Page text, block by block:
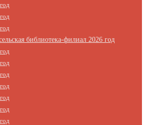
библиотека-филиал 2026 год